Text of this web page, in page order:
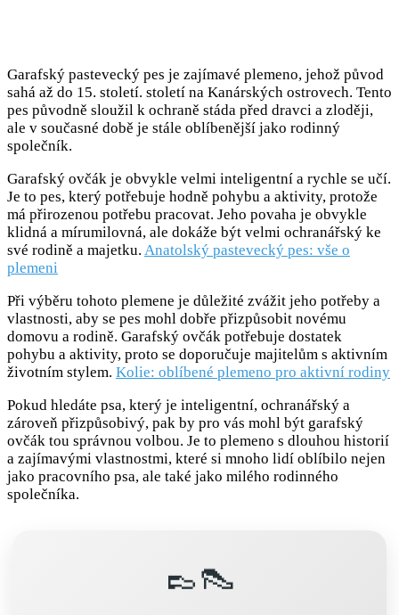
Garafský pastevecký pes je zajímavé plemeno, jehož původ
sahá až do 15. století. století na Kanárských ostrovech. Tento
pes původně sloužil k ochraně stáda před dravci a zloději,
ale v současné době je stále oblíbenější jako rodinný
společník.
Garafský ovčák je obvykle velmi inteligentní a rychle se učí.
Je to pes, který potřebuje hodně pohybu a aktivity, protože
má přirozenou potřebu pracovat. Jeho povaha je obvykle
klidná a mírumilovná, ale dokáže být velmi ochranářský ke
své rodině a majetku. Anatolský pastevecký pes: vše o
plemeni
Při výběru tohoto plemene je důležité zvážit jeho potřeby a
vlastnosti, aby se pes mohl dobře přizpůsobit novému
domovu a rodině. Garafský ovčák potřebuje dostatek
pohybu a aktivity, proto se doporučuje majitelům s aktivním
životním stylem. Kolie: oblíbené plemeno pro aktivní rodiny
Pokud hledáte psa, který je inteligentní, ochranářský a
zároveň přizpůsobivý, pak by pro vás mohl být garafský
ovčák tou správnou volbou. Je to plemeno s dlouhou historií
a zajímavými vlastnostmi, které si mnoho lidí oblíbilo nejen
jako pracovního psa, ale také jako milého rodinného
společníka.
👞👠